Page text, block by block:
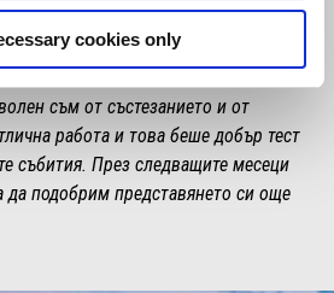
cookies only
съм от състезанието и от
работа и това беше добър тест
събития. През следващите месеци
да подобрим представянето си още